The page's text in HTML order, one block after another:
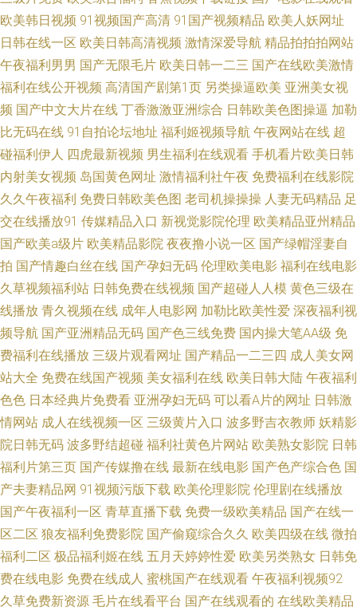
POnY熟妇 97A片在线观看播放 影音资源欧美性爱 丝袜主播国产足交91 美女
色色影院91蝌蚪 国产一线二线av 99AV超碰 97A片免费视频 中文字幕一级A
片高清 亚洲成人另类AV在线 色色97影院 三级黄色毛片网站 狼人色国产视频
激情福利舞夜 岛国AV网址 韩日午夜成人视频 成人视频免费看91 97资源站诱
惑 91大神九色 性爱少妇69香蕉 婷婷五月天堂 男女做暖暖成人欧美 国产精品
夫妻露脸 超清91丝袜在线 东京热福利导航 www狠狠爽com 97无码人妻免费
91超碰狠狠 91看片福利 影院在线a片 伊人精品大香蕉 亚洲97免费视频 四虎
影院8848 欧美少妇肏屄 黄色av导航 国产浮力屁屁一区二区 传媒在线观看免
费入口 变态另类一区91视频 97在线超碰免费 91三级网站 影音先锋狼友网
亚洲淫秽影院 午夜成人在线不卡 午夜av色影院 性爱AV亚洲 丝袜亚洲专区 三
级影片A级片 精品女同一区二区在线 加勒比av一本道 超碰激情97 97五区视
观看 影音先锋色妹妹 97超碰探花 97亚洲综合视频 99视频导航 91视频链接
网站 91福利视频网站导航 中文字幕一级A片高清 亚洲专区欧美 影音先锋国
产资源 福利120视频 国产97网站 超碰97在线资源站 99福利导航视频 av福利
欧美韩日视频 91视频国产高清 91国产视频精品 欧美人妖网址
日韩在线一区 欧美日韩高清视频 激情深爱导航 精品拍拍拍网站
午夜福利男男 国产无限毛片 欧美日韩一二三 国产在线欧美激情
福利在线公开视频 高清国产剧第1页 另类操逼欧美 亚洲美女视
频 国产中文大片在线 丁香激激亚洲综合 日韩欧美色图操逼 加勒
比无码在线 91自拍论坛地址 福利姬视频导航 午夜网站在线 超
碰福利伊人 四虎最新视频 男生福利在线观看 手机看片欧美日韩
内射美女视频 岛国黄色网址 激情福利社午夜 免费福利在线影院
久久午夜福利 免费日韩欧美色图 老司机操操操 人妻无码精品 足
交在线播放91 传媒精品入口 新视觉影院伦理 欧美精品亚州精品
国产欧美a级片 欧美精品影院 夜夜撸小说一区 国产绿帽淫妻自
拍 国产情趣白丝在线 国产孕妇无码 伦理欧美电影 福利在线电影
久草视频福利站 日韩免费在线视频 国产超碰人人模 黄色三级在
线播放 青久视频在线 成年人电影网 加勒比欧美性爱 深夜福利视
频导航 国产亚洲精品无码 国产色三线免费 国内操大笔AA级 免
费福利在线播放 三级片观看网址 国产精品一二三四 成人美女网
站大全 免费在线国产视频 美女福利在线 欧美日韩大陆 午夜福利
色色 日本经典片免费看 亚洲孕妇无码 可以看A片的网址 日韩激
情网站 成人在线视频一区 三级黄片入口 波多野吉衣教师 妖精影
院日韩无码 波多野结超碰 福利社黄色片网站 欧美熟女影院 日韩
福利片第三页 国产传媒撸在线 最新在线电影 国产色产综合色 国
产夫妻精品网 91视频污版下载 欧美伦理影院 伦理剧在线播放
国产午夜福利一区 青草直播下载 免费一级欧美精品 国产在线一
区二区 狼友福利免费影院 国产偷窥综合久久 欧美四级在线 微拍
福利二区 极品福利姬在线 五月天婷婷性爱 欧美另类熟女 日韩免
费在线电影 免费在线成人 蜜桃国产在线观看 午夜福利视频92
久草免费新资源 毛片在线看平台 国产在线观看的 在线欧美精品